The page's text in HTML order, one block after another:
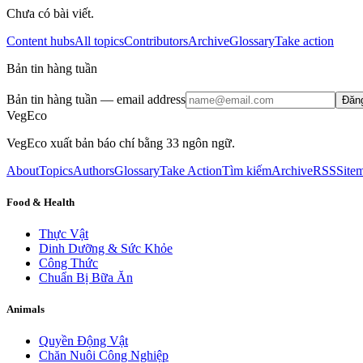
Chưa có bài viết.
Content hubsAll topicsContributorsArchiveGlossaryTake action
Bản tin hàng tuần
Bản tin hàng tuần — email address
VegEco
VegEco xuất bản báo chí bằng 33 ngôn ngữ.
AboutTopicsAuthorsGlossaryTake ActionTìm kiếmArchiveRSS
Food & Health
Thực Vật
Dinh Dưỡng & Sức Khỏe
Công Thức
Chuẩn Bị Bữa Ăn
Animals
Quyền Động Vật
Chăn Nuôi Công Nghiệp